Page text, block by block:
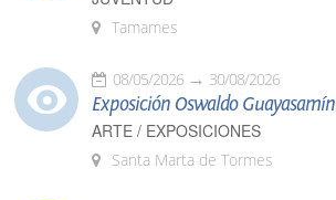
Tamames
08/05/2026 30/08/2026
Exposición Oswaldo Guayasamín
ARTE / EXPOSICIONES
Santa Marta de Tormes